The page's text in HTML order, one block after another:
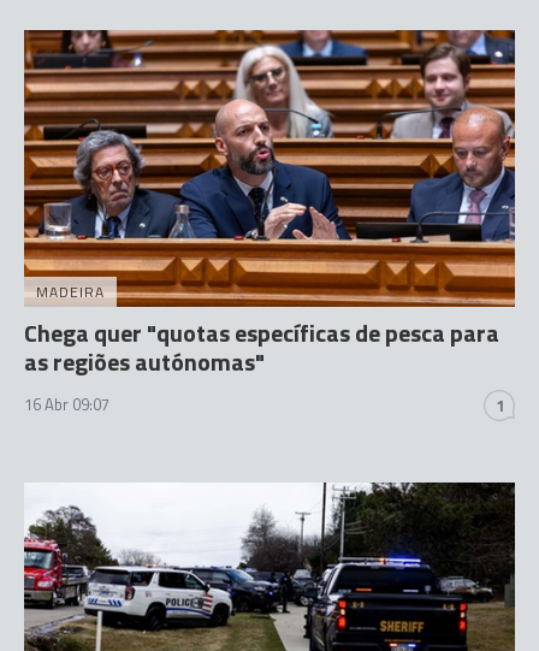
MADEIRA
Chega quer "quotas específicas de pesca para
as regiões autónomas"
16 Abr 09:07 1